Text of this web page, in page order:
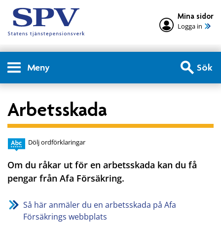
Mina sidor
Logga in
Meny Sök
Arbetsskada
Dölj ordförklaringar
Om du råkar ut för en arbetsskada kan du få
pengar från Afa Försäkring.
Så här anmäler du en arbetsskada på Afa
Försäkrings webbplats